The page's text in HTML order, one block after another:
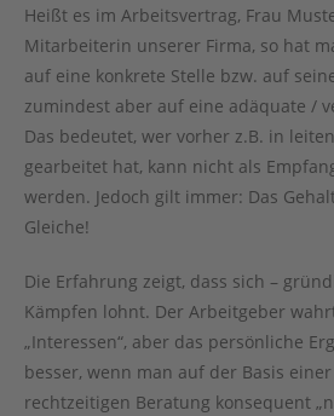
Heißt es im Arbeitsvertrag, Frau
Mitarbeiterin unserer Firma, so hat
auf eine konkrete Stelle bzw. auf
zumindest aber auf eine adäquate /
Das bedeutet, wer vorher z.B. in
gearbeitet hat, kann nicht als
werden. Jedoch gilt immer: Das
Gleiche!
Die Erfahrung zeigt, dass sich –
Kämpfen lohnt. Der Arbeitgeber
„Interessen“, aber das persönliche
besser, wenn man auf der Basis
rechtzeitigen Beratung konsequent